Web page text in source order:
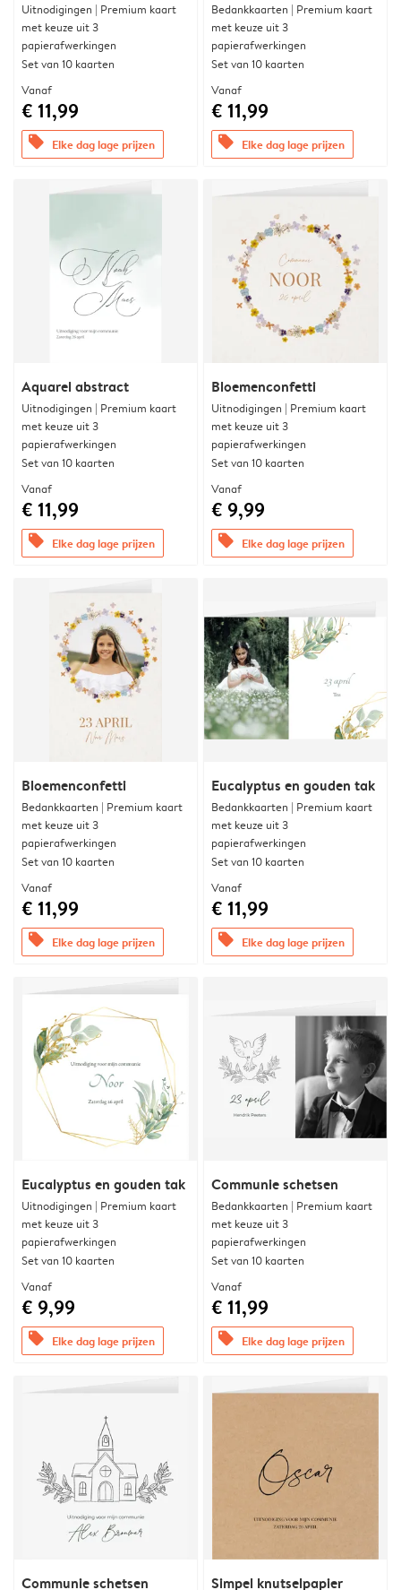
Uitnodigingen | Premium kaart
met keuze uit 3
papierafwerkingen
Set van 10 kaarten
Vanaf
€ 11,99
offers Elke dag lage prijzen
Bedankkaarten | Premium kaart
met keuze uit 3
papierafwerkingen
Set van 10 kaarten
Vanaf
€ 11,99
offers Elke dag lage prijzen
Aquarel abstract
Uitnodigingen | Premium kaart
met keuze uit 3
papierafwerkingen
Set van 10 kaarten
Vanaf
€ 11,99
offers Elke dag lage prijzen
Bloemenconfetti
Uitnodigingen | Premium kaart
met keuze uit 3
papierafwerkingen
Set van 10 kaarten
Vanaf
€ 9,99
offers Elke dag lage prijzen
Bloemenconfetti
Bedankkaarten | Premium kaart
met keuze uit 3
papierafwerkingen
Set van 10 kaarten
Vanaf
€ 11,99
offers Elke dag lage prijzen
Eucalyptus en gouden tak
Bedankkaarten | Premium kaart
met keuze uit 3
papierafwerkingen
Set van 10 kaarten
Vanaf
€ 11,99
offers Elke dag lage prijzen
Eucalyptus en gouden tak
Uitnodigingen | Premium kaart
met keuze uit 3
papierafwerkingen
Set van 10 kaarten
Vanaf
€ 9,99
offers Elke dag lage prijzen
Communie schetsen
Bedankkaarten | Premium kaart
met keuze uit 3
papierafwerkingen
Set van 10 kaarten
Vanaf
€ 11,99
offers Elke dag lage prijzen
Communie schetsen Simpel knutselpapier